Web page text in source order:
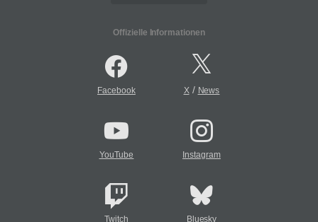
Offizielle Informationen
Facebook X/ News
YouTube Instagram
Twitch Bluesky